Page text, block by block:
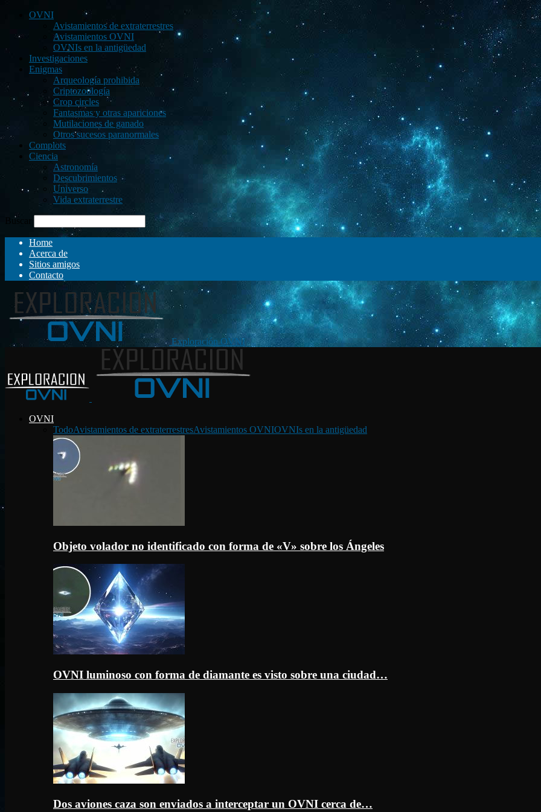
OVNI
Avistamientos de extraterrestres
Avistamientos OVNI
OVNIs en la antigüedad
Investigaciones
Enigmas
Arqueología prohibida
Criptozoología
Crop circles
Fantasmas y otras apariciones
Mutilaciones de ganado
Otros sucesos paranormales
Complots
Ciencia
Astronomía
Descubrimientos
Universo
Vida extraterrestre
Buscar
Home
Acerca de
Sitios amigos
Contacto
Exploración OVNI
OVNI
TodoAvistamientos de extraterrestresAvistamientos OVNIOVNIs en la antigüedad
Objeto volador no identificado con forma de «V» sobre los Ángeles
OVNI luminoso con forma de diamante es visto sobre una ciudad…
Dos aviones caza son enviados a interceptar un OVNI cerca de…